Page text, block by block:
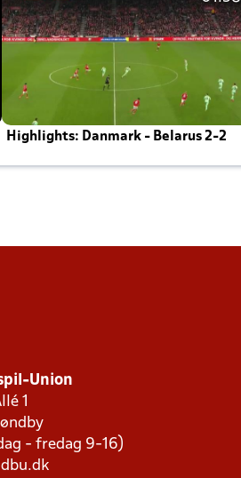
Highlights: Danmark - Belarus 2-2
Union
1
- fredag 9-16)